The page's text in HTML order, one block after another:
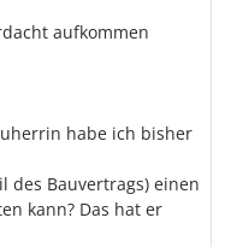
aufkommen
habe ich bisher
des Bauvertrags) einen
kann? Das hat er